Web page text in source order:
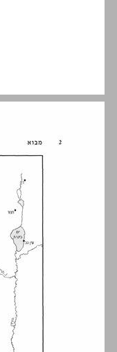
מבנה הספר ... 11